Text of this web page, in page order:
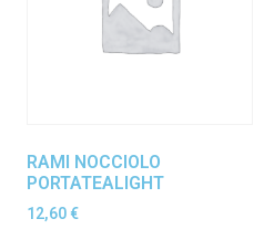
RAMI NOCCIOLO
PORTATEALIGHT
12,60 €